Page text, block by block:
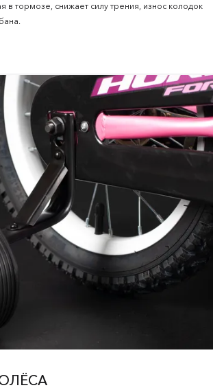
в тормозе, снижает силу трения, износ колодок